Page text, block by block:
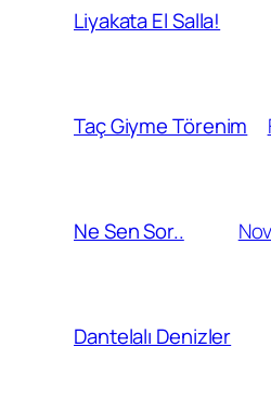
Liyakata El Salla!
Taç Giyme Törenim
Ne Sen Sor..
Dantelalı Denizler